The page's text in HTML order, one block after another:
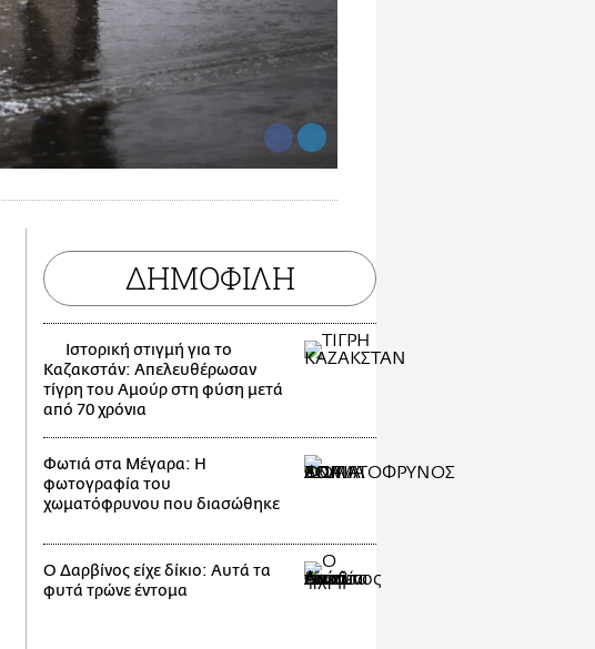
ΔΗΜΟΦΙΛΗ
Ιστορική στιγμή για το
Καζακστάν: Απελευθέρωσαν
τίγρη του Αμούρ στη φύση μετά
από 70 χρόνια
Φωτιά στα Μέγαρα: Η
φωτογραφία του
χωματόφρυνου που διασώθηκε
Ο Δαρβίνος είχε δίκιο: Αυτά τα
φυτά τρώνε έντομα